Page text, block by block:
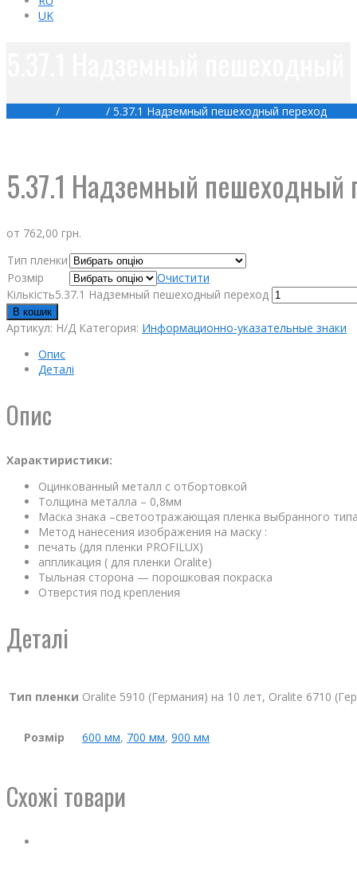
UK
/ / 5.37.1 Надземный пешеходный переход
5.37.1 Надземный пешеходный
от 762,00 грн.
Тип пленки
Розмір
Очистити
Кількість5.37.1 Надземный пешеходный переход
В кошик
Артикул: Н/Д Категория: Информационно-указательные знаки
Опис
Деталі
Опис
Характиристики:
Оцинкованный металл с отбортовкой
Толщина металла – 0,8мм
Маска знака –светоотражающая пленка выбранного
Метод нанесения изображения на маску :
печать (для пленки PROFILUX)
аппликация ( для пленки Oralite)
Тыльная сторона — порошковая покраска
Отверстия под крепления
Деталі
Тип пленки Oralite 5910 (Германия) на 10 лет, Oralite 6710
Розмір 600 мм, 700 мм, 900 мм
Схожі товари